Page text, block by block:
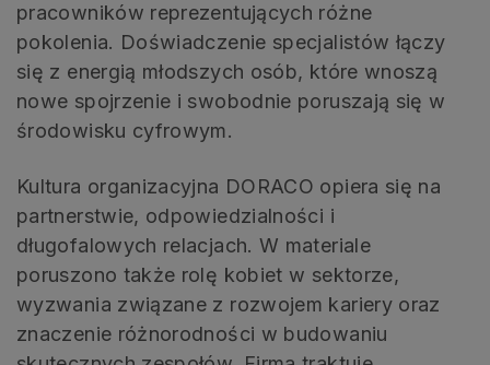
pracowników reprezentujących różne
pokolenia. Doświadczenie specjalistów łączy
się z energią młodszych osób, które wnoszą
nowe spojrzenie i swobodnie poruszają się w
środowisku cyfrowym.
Kultura organizacyjna DORACO opiera się na
partnerstwie, odpowiedzialności i
długofalowych relacjach. W materiale
poruszono także rolę kobiet w sektorze,
wyzwania związane z rozwojem kariery oraz
znaczenie różnorodności w budowaniu